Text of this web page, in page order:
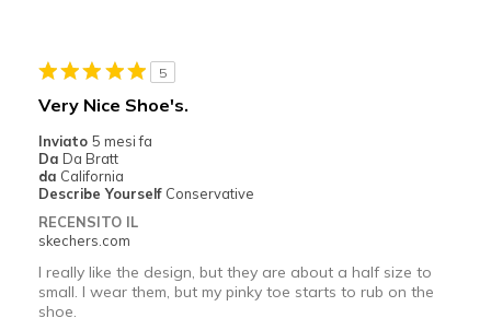
Casual Wear
Width
Sizing
View On Shoes
I'm Into Shoes
5
Very Nice Shoe's.
Inviato 5 mesi fa
Da Da Bratt
da California
Describe Yourself Conservative
RECENSITO IL
skechers.com
I really like the design, but they are about a half size to
small. I wear them, but my pinky toe starts to rub on the
shoe.